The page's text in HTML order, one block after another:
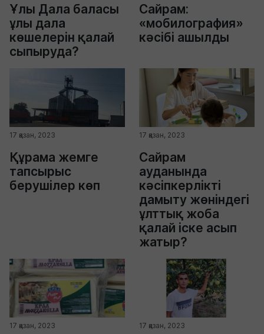
Ұлы Дала баласы
ұлы дала
көшелерін қалай
сыпыруда?
Сайрам:
«мобилография»
кәсібі ашылды
17 қазан, 2023
Құрама жемге
тапсырыс
берушілер көп
17 қазан, 2023
Сайрам
ауданында
кәсіпкерлікті
дамыту жөніндегі
ұлттық жоба
қалай іске асып
жатыр?
17 қазан, 2023 17 қазан, 2023